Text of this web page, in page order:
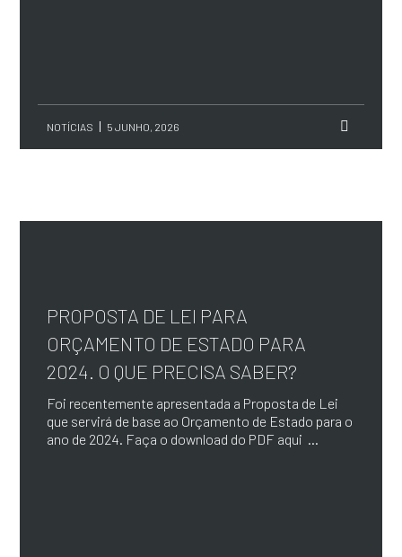
NOTÍCIAS 5 JUNHO, 2026
PROPOSTA DE LEI PARA
ORÇAMENTO DE ESTADO PARA
2024. O QUE PRECISA SABER?
Foi recentemente apresentada a Proposta de Lei
que servirá de base ao Orçamento de Estado para o
ano de 2024. Faça o download do PDF aqui ...